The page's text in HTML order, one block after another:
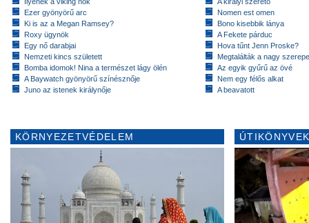
Ezer gyönyörű arc
Ki is az a Megan Ramsey?
Roxy ügynök
Egy nő darabjai
Nemzeti kincs született
Bomba idomok! Nina a természet lágy ölén
A Baywatch gyönyörű színésznője
Juno az istenek királynője
Nomen est omen
Bono kisebbik lánya
A Fekete párduc
Hova tűnt Jenn Proske?
Megtalálták a nagy
Az egyik gyűrű az övé
Nem egy félős alkat
A beavatott
KÖRNYEZETVÉDELEM